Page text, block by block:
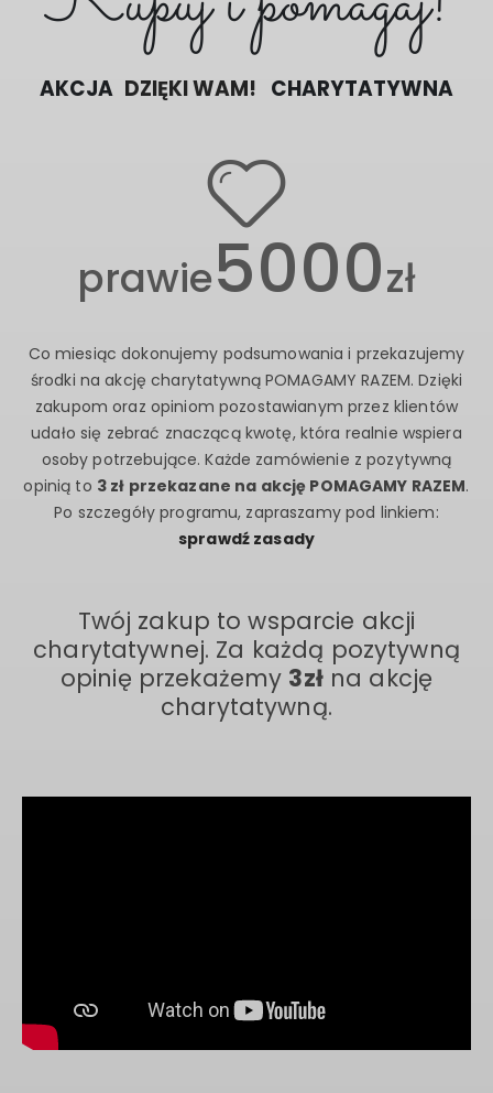
AKCJA DZIĘKI WAM! CHARYTATYWNA
prawie5000zł
Co miesiąc dokonujemy podsumowania i przekazujemy
środki na akcję charytatywną POMAGAMY RAZEM. Dzięki
zakupom oraz opiniom pozostawianym przez klientów
udało się zebrać znaczącą kwotę, która realnie wspiera
osoby potrzebujące. Każde zamówienie z pozytywną
opinią to 3 zł przekazane na akcję POMAGAMY RAZEM.
Po szczegóły programu, zapraszamy pod linkiem:
sprawdź zasady
Twój zakup to wsparcie akcji
charytatywnej. Za każdą pozytywną
opinię przekażemy 3złna akcję
charytatywną.